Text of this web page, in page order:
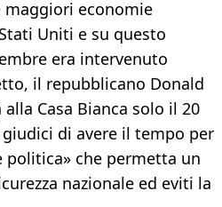
economie
Uniti e su questo
era intervenuto
il repubblicano Donald
Casa Bianca solo il 20
di avere il tempo per
politica» che permetta un
nazionale ed eviti la